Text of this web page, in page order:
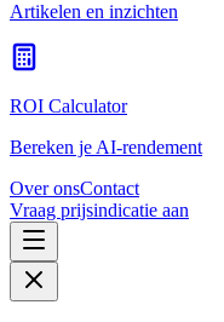
Artikelen en inzichten
ROI Calculator
Bereken je AI-rendement
Over onsContact
Vraag prijsindicatie aan